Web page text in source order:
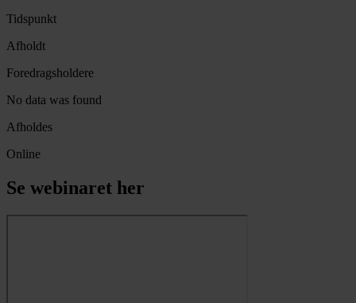
Tidspunkt
Afholdt
Foredragsholdere
No data was found
Afholdes
Online
Se webinaret her